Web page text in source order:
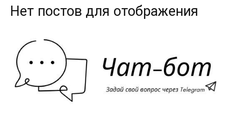
Нет постов для отображения